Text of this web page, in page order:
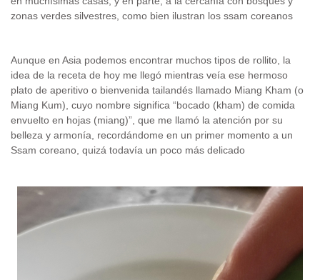
zonas verdes silvestres, como bien ilustran los ssam coreanos
Aunque en Asia podemos encontrar muchos tipos de rollito, la
idea de la receta de hoy me llegó mientras veía ese hermoso
plato de aperitivo o bienvenida tailandés llamado Miang Kham (o
Miang Kum), cuyo nombre significa “bocado (kham) de comida
envuelto en hojas (miang)”, que me llamó la atención por su
belleza y armonía, recordándome en un primer momento a un
Ssam coreano, quizá todavía un poco más delicado